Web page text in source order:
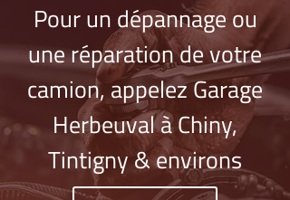
Pour un dépannage ou
une réparation de votre
camion, appelez Garage
Herbeuval à Chiny,
Tintigny & environs